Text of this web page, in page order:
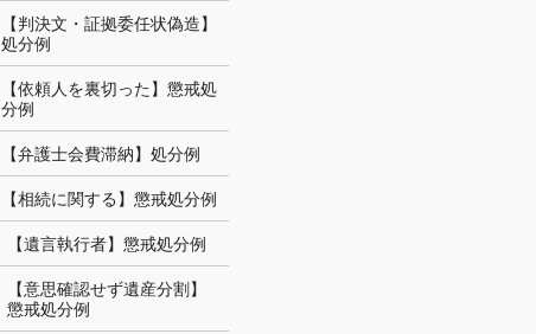
【判決文・証拠委任状偽造】
処分例
【依頼人を裏切った】懲戒処
分例
【弁護士会費滞納】処分例
【相続に関する】懲戒処分例
【遺言執行者】懲戒処分例
【意思確認せず遺産分割】
懲戒処分例